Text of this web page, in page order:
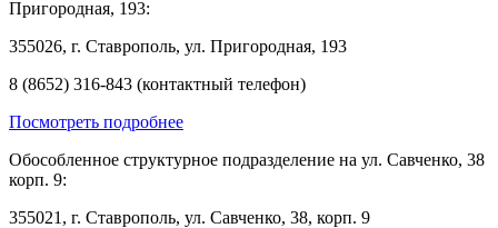
Пригородная, 193:
355026, г. Ставрополь, ул. Пригородная, 193
8 (8652) 316-843 (контактный телефон)
Посмотреть подробнее
Обособленное структурное подразделение на ул. Савченко, 38
корп. 9:
355021, г. Ставрополь, ул. Савченко, 38, корп. 9